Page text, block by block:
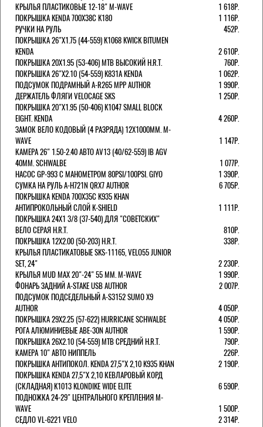
КРЫЛЬЯ ПЛАСТИКОВЫЕ 12-18" M-WAVE
1 618Р.
ПОКРЫШКА KENDA 700Х38С K180
1 116Р.
РУЧКИ НА РУЛЬ
452Р.
ПОКРЫШКА 26"Х1.75 (44-559) K1068 KWICK BITUMEN
KENDA
2 610Р.
ПОКРЫШКА 20X1.95 (53-406) MTB ВЫСОКИЙ H.R.T.
760Р.
ПОКРЫШКА 26"Х2.10 (54-559) K831A KENDA
1 062Р.
ПОДСУМОК ПОДРАМНЫЙ A-R265 MPP AUTHOR
1 990Р.
ДЕРЖАТЕЛЬ ФЛЯГИ VELOCAGE SKS
1 250Р.
ПОКРЫШКА 20"Х1.95 (50-406) K1047 SMALL BLOCK
EIGHT. KENDA
4 260Р.
ЗАМОК ВЕЛО КОДОВЫЙ (4 РАЗРЯДА) 12Х1000ММ. M-
WAVE
1 147Р.
КАМЕРА 26" 1.50-2.40 АВТО AV13 (40/62-559) IB AGV
40MM. SCHWALBE
1 077Р.
НАСОС GP-993 С МАНОМЕТРОМ 80PSI/100PSI. GIYO
1 390Р.
СУМКА НА РУЛЬ A-H721N QRX7 AUTHOR
6 705Р.
ПОКРЫШКА KENDA 700Х35С K935 KHAN
АНТИПРОКОЛЬНЫЙ СЛОЙ K-SHIELD
1 111Р.
ПОКРЫШКА 24X1 3/8 (37-540) ДЛЯ "СОВЕТСКИХ"
ВЕЛО СЕРАЯ H.R.T.
810Р.
ПОКРЫШКА 12X2.00 (50-203) H.R.T.
338Р.
КРЫЛЬЯ ПЛАСТИКАТОВЫЕ SKS-11165, VELO55 JUNIOR
SET, 24"
2 230Р.
КРЫЛЬЯ MUD MAX 20"-24" 55 ММ. M-WAVE
1 990Р.
ФОНАРЬ ЗАДНИЙ A-STAKE USB AUTHOR
2 007Р.
ПОДСУМОК ПОДСЕДЕЛЬНЫЙ A-S3152 SUMO X9
AUTHOR
4 050Р.
ПОКРЫШКА 29X2.25 (57-622) HURRICANE SCHWALBE
4 050Р.
РОГА АЛЮМИНИЕВЫЕ ABE-30N AUTHOR
1 590Р.
ПОКРЫШКА 26X2.10 (54-559) MTB СРЕДНИЙ H.R.T.
790Р.
КАМЕРА 10" АВТО НИППЕЛЬ
226Р.
ПОКРЫШКА АНТИПОКОЛ. KENDA 27,5"Х 2,10 K935 KHAN
2 190Р.
ПОКРЫШКА KENDA 27,5"Х 2,10 КЕВЛАРОВЫЙ КОРД
(СКЛАДНАЯ) K1013 KLONDIKE WIDE ELITE
6 590Р.
ПОДНОЖКА 24-29" ЦЕНТРАЛЬНОГО КРЕПЛЕНИЯ M-
WAVE
1 500Р.
СЕДЛО VL-6221 VELO
2 314Р.